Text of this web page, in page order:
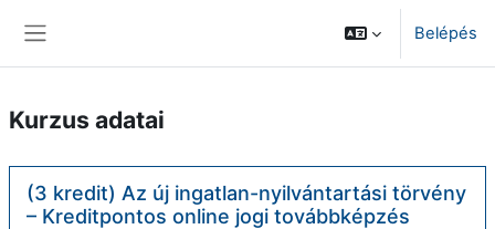
Belépés
Kurzus adatai
(3 kredit) Az új ingatlan-nyilvántartási törvény
– Kreditpontos online jogi továbbképzés